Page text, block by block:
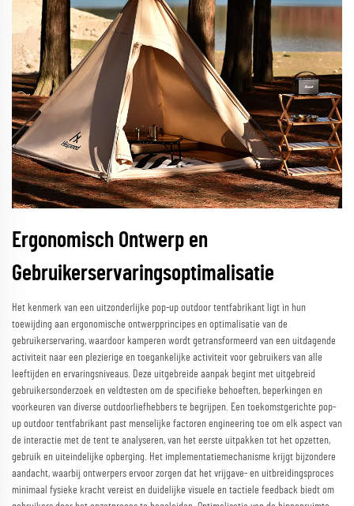
Ergonomisch Ontwerp en
Gebruikerservaringsoptimalisatie
Het kenmerk van een uitzonderlijke pop-up outdoor tentfabrikant ligt in hun
toewijding aan ergonomische ontwerpprincipes en optimalisatie van de
gebruikerservaring, waardoor kamperen wordt getransformeerd van een uitdagende
activiteit naar een plezierige en toegankelijke activiteit voor gebruikers van alle
leeftijden en ervaringsniveaus. Deze uitgebreide aanpak begint met uitgebreid
gebruikersonderzoek en veldtesten om de specifieke behoeften, beperkingen en
voorkeuren van diverse outdoorliefhebbers te begrijpen. Een toekomstgerichte pop-
up outdoor tentfabrikant past menselijke factoren engineering toe om elk aspect van
de interactie met de tent te analyseren, van het eerste uitpakken tot het opzetten,
gebruik en uiteindelijke opberging. Het implementatiemechanisme krijgt bijzondere
aandacht, waarbij ontwerpers ervoor zorgen dat het vrijgave- en uitbreidingsproces
minimaal fysieke kracht vereist en duidelijke visuele en tactiele feedback biedt om